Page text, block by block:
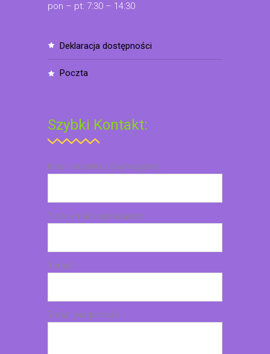
pon – pt: 7:30 – 14:30
deklaracja dostępności
poczta
Szybki Kontakt:
Imię i nazwisko (wymagane)
Twój email (wymagane)
Temat
Treść wiadomości